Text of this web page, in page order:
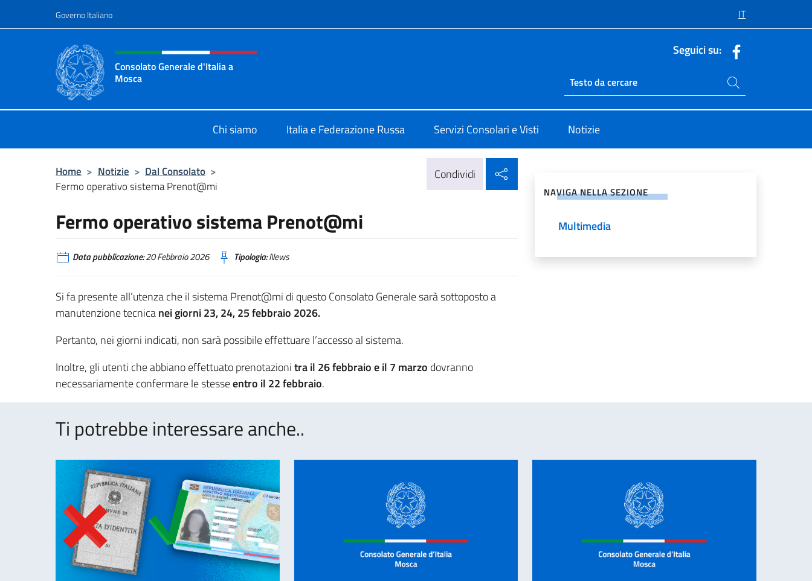
Governo Italiano IT
Intestazione sito, social e menù
Consolato Generale d'Italia a
Mosca
Seguici su:
Ricerca sito live
Cerca nel sito
Chi siamo Italia e Federazione Russa Servizi Consolari e Visti Notizie
Home > Notizie > Dal Consolato >
Fermo operativo sistema Prenot@mi
Condividi
Fermo operativo sistema Prenot@mi
Data pubblicazione:20 Febbraio 2026 Tipologia:News
Si fa presente all’utenza che il sistema Prenot@mi di questo Consolato Generale sarà sottoposto a
manutenzione tecnicanei giorni 23, 24, 25 febbraio 2026.
Pertanto, nei giorni indicati, non sarà possibile effettuare l’accesso al sistema.
Inoltre, gli utenti che abbiano effettuato prenotazionitra il 26 febbraio e il 7 marzo dovranno
necessariamente confermare le stesseentro il 22 febbraio.
NAVIGA NELLA SEZIONE
Multimedia
Ti potrebbe interessare anche..